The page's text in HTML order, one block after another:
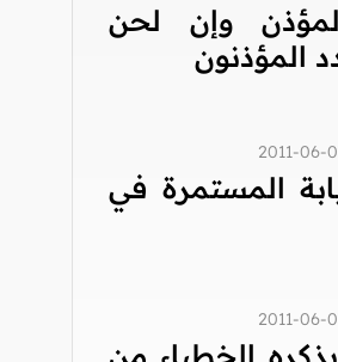
وإن لحن
المؤذنون
المستمرة في
الخطباء من